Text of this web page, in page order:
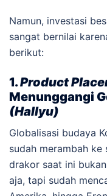
Namun, investasi
sangat bernilai
berikut:
1.Product
Menunggangi
(Hallyu)
Globalisasi budaya
sudah merambah ke
drakor saat ini
aja, tapi sudah